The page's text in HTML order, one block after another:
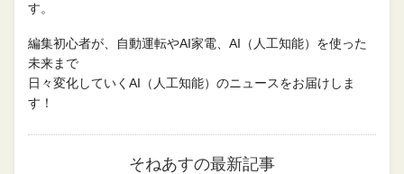
す。
編集初心者が、自動運転やAI家電、AI（人工知能）を使った
未来まで
日々変化していくAI（人工知能）のニュースをお届けしま
す！
そねあすの最新記事